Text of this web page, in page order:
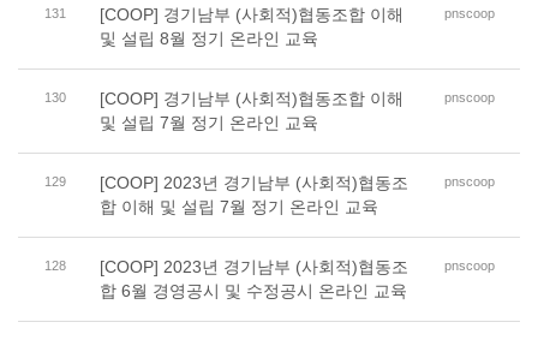
131
[COOP] 경기남부 (사회적)협동조합 이해
및 설립 8월 정기 온라인 교육
pnscoop
130
[COOP] 경기남부 (사회적)협동조합 이해
및 설립 7월 정기 온라인 교육
pnscoop
129
[COOP] 2023년 경기남부 (사회적)협동조
합 이해 및 설립 7월 정기 온라인 교육
pnscoop
128
[COOP] 2023년 경기남부 (사회적)협동조
합 6월 경영공시 및 수정공시 온라인 교육
pnscoop